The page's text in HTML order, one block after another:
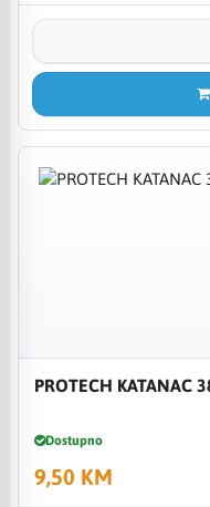
PROTECH KATANAC
Dostupno
9,50 KM